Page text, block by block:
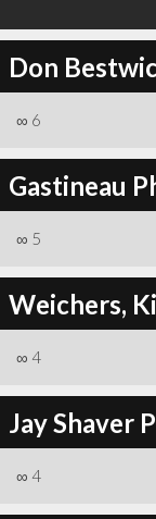
Don
∞ 6
Gastineau
∞ 5
Weichers,
∞ 4
Jay Shaver
∞ 4